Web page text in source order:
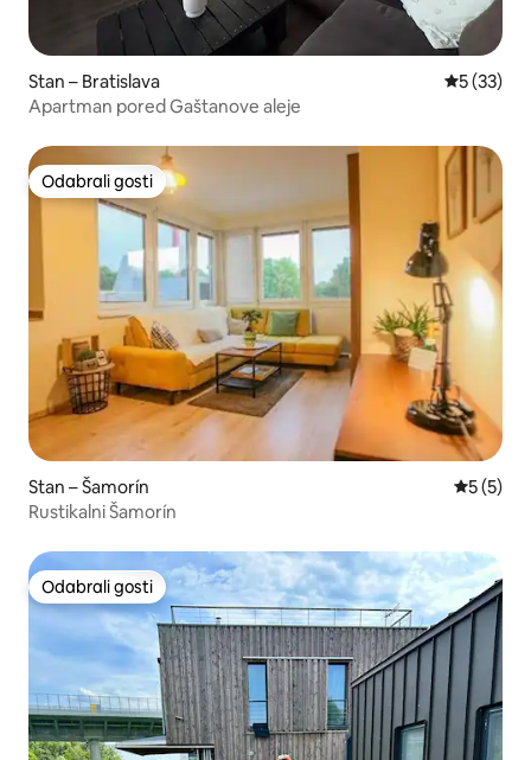
Stan – Bratislava Prosječna
5 (33)
Apartman pored Gaštanove aleje
Odabrali gosti
Odabrali gosti
Stan – Šamorín
5 (5)
Rustikalni Šamorín
Odabrali gosti
Odabrali gosti